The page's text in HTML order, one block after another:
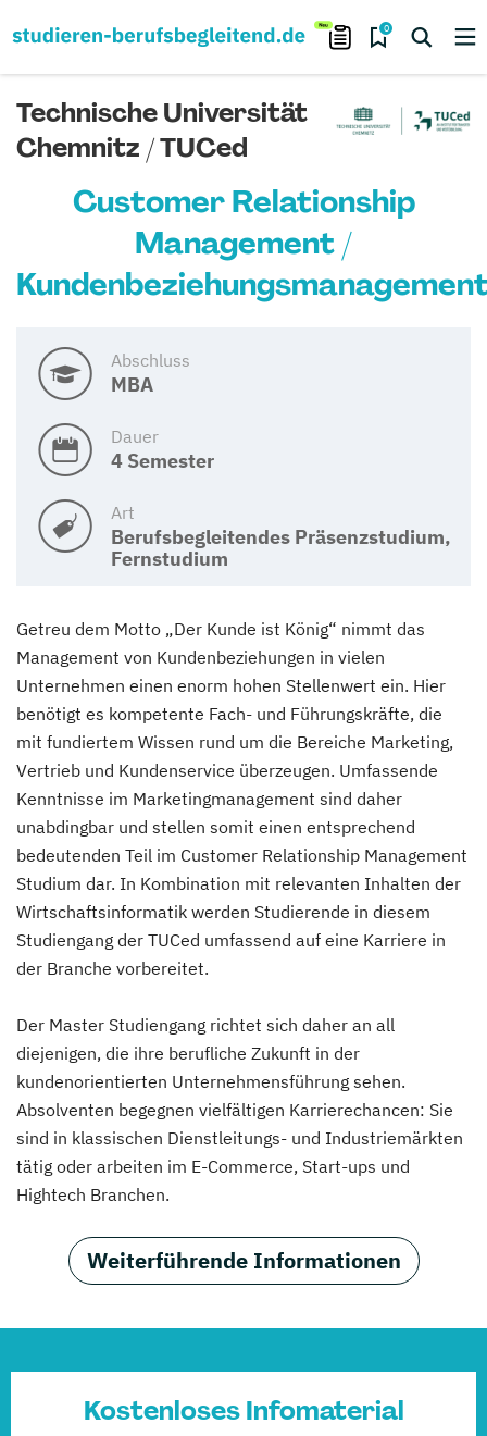
0
Technische Universität
Chemnitz / TUCed
Customer Relationship
Management /
Abschluss
MBA
Dauer
4 Semester
Art
Berufsbegleitendes Präsenzstudium,
Fernstudium
Getreu dem Motto „Der Kunde ist König“ nimmt das
Management von Kundenbeziehungen in vielen
Unternehmen einen enorm hohen Stellenwert ein. Hier
benötigt es kompetente Fach- und Führungskräfte, die
mit fundiertem Wissen rund um die Bereiche Marketing,
Vertrieb und Kundenservice überzeugen. Umfassende
Kenntnisse im Marketingmanagement sind daher
unabdingbar und stellen somit einen entsprechend
bedeutenden Teil im Customer Relationship Management
Studium dar. In Kombination mit relevanten Inhalten der
Wirtschaftsinformatik werden Studierende in diesem
Studiengang der TUCed umfassend auf eine Karriere in
der Branche vorbereitet.
Der Master Studiengang richtet sich daher an all
diejenigen, die ihre berufliche Zukunft in der
kundenorientierten Unternehmensführung sehen.
Absolventen begegnen vielfältigen Karrierechancen: Sie
sind in klassischen Dienstleitungs- und Industriemärkten
tätig oder arbeiten im E-Commerce, Start-ups und
Hightech Branchen.
Weiterführende Informationen
Kostenloses Infomaterial